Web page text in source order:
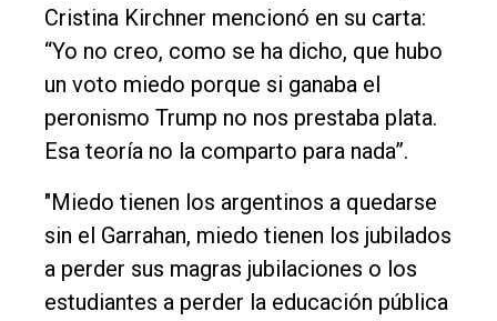
Cristina Kirchner mencionó en su carta:
“Yo no creo, como se ha dicho, que hubo
un voto miedo porque si ganaba el
peronismo Trump no nos prestaba plata.
Esa teoría no la comparto para nada”.
"Miedo tienen los argentinos a quedarse
sin el Garrahan, miedo tienen los jubilados
a perder sus magras jubilaciones o los
estudiantes a perder la educación pública